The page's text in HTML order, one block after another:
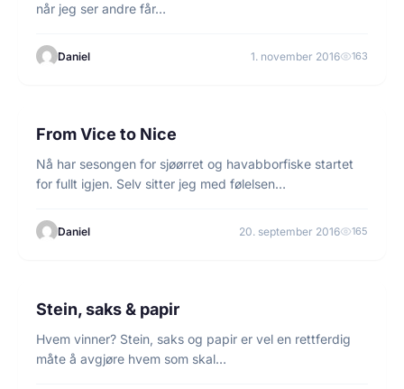
når jeg ser andre får…
Daniel 1. november 2016 163
FISKE
From Vice to Nice
Nå har sesongen for sjøørret og havabborfiske startet
for fullt igjen. Selv sitter jeg med følelsen…
Daniel 20. september 2016 165
FISKE
Stein, saks & papir
Hvem vinner? Stein, saks og papir er vel en rettferdig
måte å avgjøre hvem som skal…